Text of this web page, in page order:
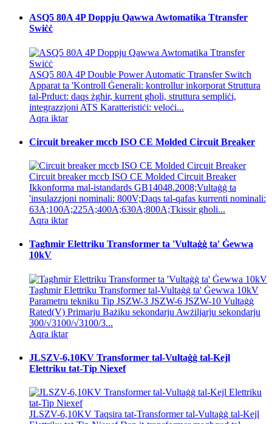
ASQ5 80A 4P Doppju Qawwa Awtomatika Ttransfer
Swiċċ
ASQ5 80A 4P Double Power Automatic Ttransfer Switch
Apparat ta 'Kontroll Ġenerali: kontrollur inkorporat Struttura
tal-Prduct: daqs żgħir, kurrent għoli, struttura sempliċi,
integrazzjoni ATS Karatteristiċi: veloċi...
Aqra iktar
Circuit breaker mccb ISO CE Molded Circuit Breaker
Circuit breaker mccb ISO CE Molded Circuit Breaker
Ikkonforma mal-istandards GB14048.2008;Vultaġġ ta
'insulazzjoni nominali: 800V;Daqs tal-qafas kurrenti nominali:
63A;100A;225A;400A;630A;800A;Tkissir għoli...
Aqra iktar
Tagħmir Elettriku Transformer ta 'Vultaġġ ta' Ġewwa
10kV
Tagħmir Elettriku Transformer tal-Vultaġġ ta' Ġewwa 10kV
Parametru tekniku Tip JSZW-3 JSZW-6 JSZW-10 Vultaġġ
Rated(V) Primarju Bażiku sekondarju Awżiljarju sekondarju
300/√3100/√3100/3...
Aqra iktar
JLSZV-6,10KV Transformer tal-Vultaġġ tal-Kejl
Elettriku tat-Tip Niexef
JLSZV-6,10KV Taqsira tat-Transformer tal-Vultaġġ tal-Kejl